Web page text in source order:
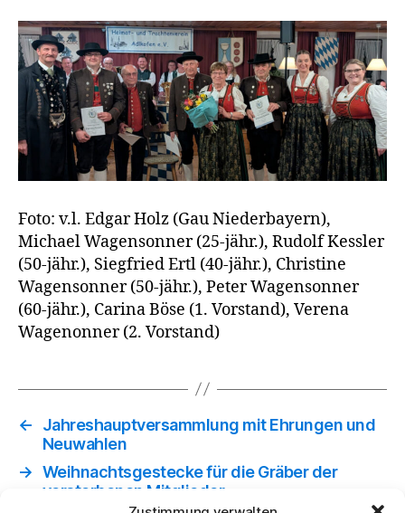
Foto: v.l. Edgar Holz (Gau Niederbayern),
Michael Wagensonner (25-jähr.), Rudolf Kessler
(50-jähr.), Siegfried Ertl (40-jähr.), Christine
Wagensonner (50-jähr.), Peter Wagensonner
(60-jähr.), Carina Böse (1. Vorstand), Verena
Wagenonner (2. Vorstand)
←
Jahreshauptversammlung mit Ehrungen und
Neuwahlen
→ Weihnachtsgestecke für die Gräber der
verstorbenen Mitglieder.